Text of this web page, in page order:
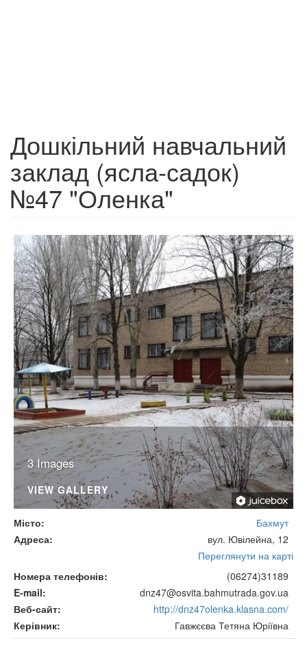
Дошкільний навчальний
заклад (ясла-садок)
№47 "Оленка"
3 Images
VIEW GALLERY
Місто
Бахмут
Адреса
вул. Ювілейна, 12
Переглянути на карті
Номера телефонів
(06274)31189
E-mail
dnz47@osvita.bahmutrada.gov.ua
Веб-сайт
http://dnz47olenka.klasna.com/
Керівник
Гавжєєва Тетяна Юріївна